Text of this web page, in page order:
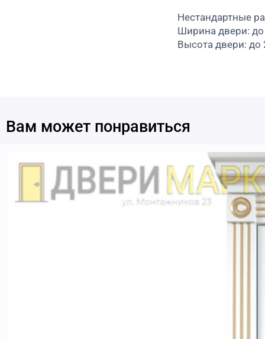
Нестандартные
Ширина двери:
Высота двери:
Вам может понравиться